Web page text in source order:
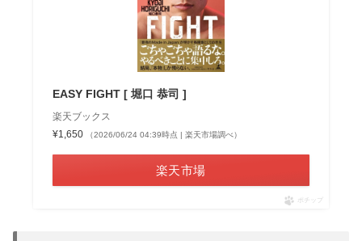
EASY FIGHT [ 堀口 恭司 ]
楽天ブックス
¥1,650
（2026/06/24 04:39時点 | 楽天市場調べ）
楽天市場
ポチップ